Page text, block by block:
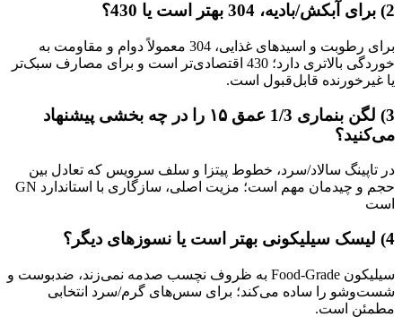
2) برای آبکش/بادیه، 304 بهتر است یا 430؟
برای رطوبت و اسیدهای غذایی، 304 معمولاً دوام و مقاومت به
خوردگی بالاتری دارد؛ 430 اقتصادی‌تر است و برای مصارف سبک‌تر
یا غیرخورنده قابل‌قبول است.
3) لگن بنماری 1/3 عمق ۱۵ را در چه بخشی پیشنهاد
می‌کنید؟
در تاپینگ سالاد/سرد، خطوط پیتزا و سلف سرویس که تعادل بین
حجم و چیدمان مهم است؛ مزیت اصلی، سازگاری با استاندارد GN
است
4) لیسک سیلیکونی بهتر است یا نسوزهای دیگر؟
سیلیکون Food-Grade به ظروف نچسب صدمه نمی‌زند، ضدبوست و
شست‌وشو را ساده می‌کند؛ برای سس‌های گرم/سرد انتخابی
مطمئن است.